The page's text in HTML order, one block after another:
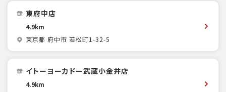
東府中店
4.9km
東京都 府中市 若松町1-32-5
イトーヨーカドー武蔵小金井店
4.9km